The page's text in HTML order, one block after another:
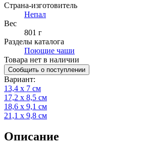
Страна-изготовитель
Непал
Вес
801 г
Разделы каталога
Поющие чаши
Товара нет в наличии
Сообщить о поступлении
Вариант:
13,4 х 7 см
17,2 х 8,5 см
18,6 х 9,1 см
21,1 х 9,8 см
Описание